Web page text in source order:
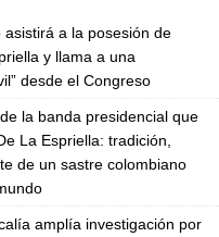
asistirá a la posesión de
y llama a una
desde el Congreso
la banda presidencial que
La Espriella: tradición,
de un sastre colombiano
amplía investigación por